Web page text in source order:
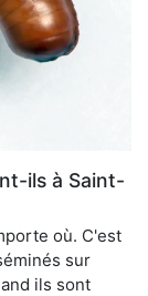
ils à Saint-
où. C'est
sur
ils sont